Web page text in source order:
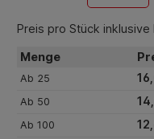
Preis pro Stück inklusive
Menge
Ab 25
Ab 50
Ab 100